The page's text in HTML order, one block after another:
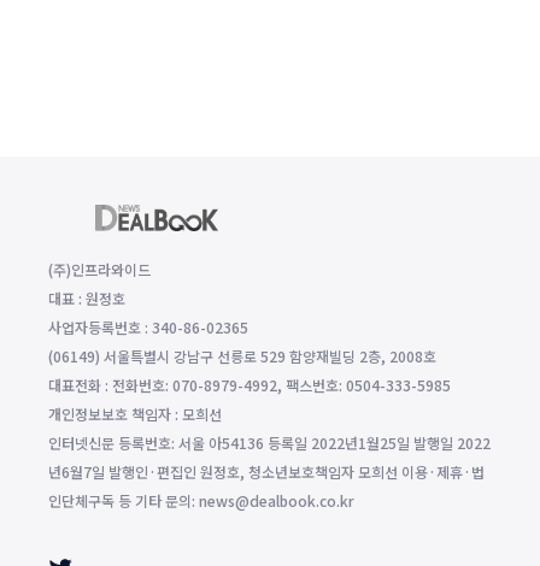
(주)인프라와이드
대표 : 원정호
사업자등록번호 : 340-86-02365
(06149) 서울특별시 강남구 선릉로 529 함양재빌딩 2층, 2008호
대표전화 : 전화번호: 070-8979-4992, 팩스번호: 0504-333-5985
개인정보보호 책임자 : 모희선
인터넷신문 등록번호: 서울 아54136 등록일 2022년1월25일 발행일 2022
년6월7일 발행인·편집인 원정호, 청소년보호책임자 모희선 이용·제휴·법
인단체구독 등 기타 문의: news@dealbook.co.kr